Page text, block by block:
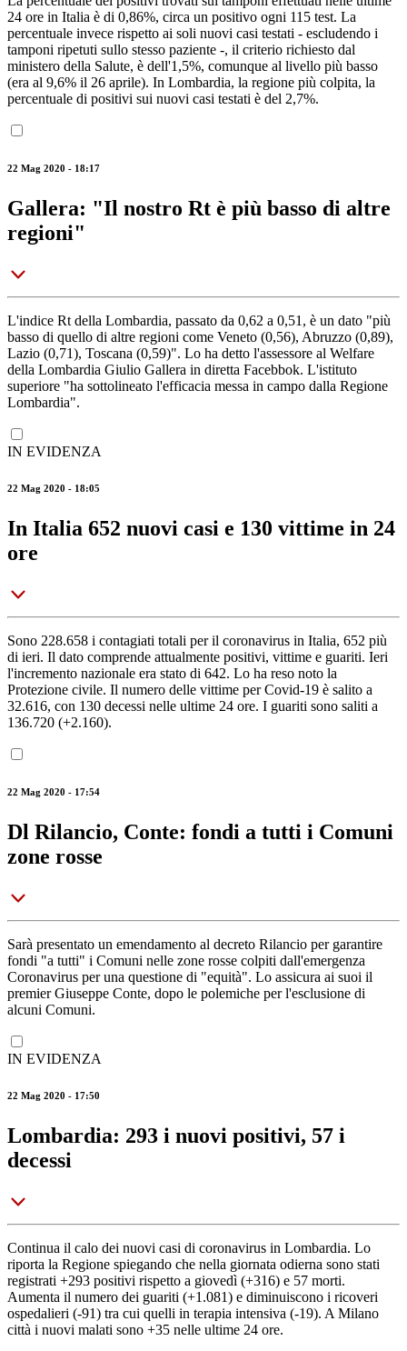
24 ore in Italia è di 0,86%, circa un positivo ogni 115 test. La
percentuale invece rispetto ai soli nuovi casi testati - escludendo i
tamponi ripetuti sullo stesso paziente -, il criterio richiesto dal
ministero della Salute, è dell'1,5%, comunque al livello più basso
(era al 9,6% il 26 aprile). In Lombardia, la regione più colpita, la
percentuale di positivi sui nuovi casi testati è del 2,7%.
22 Mag 2020 - 18:17
Gallera: "Il nostro Rt è più basso di altre
regioni"
L'indice Rt della Lombardia, passato da 0,62 a 0,51, è un dato "più
basso di quello di altre regioni come Veneto (0,56), Abruzzo (0,89),
Lazio (0,71), Toscana (0,59)". Lo ha detto l'assessore al Welfare
della Lombardia Giulio Gallera in diretta Facebbok. L'istituto
superiore "ha sottolineato l'efficacia messa in campo dalla Regione
Lombardia".
IN EVIDENZA
22 Mag 2020 - 18:05
In Italia 652 nuovi casi e 130 vittime in 24
ore
Sono 228.658 i contagiati totali per il coronavirus in Italia, 652 più
di ieri. Il dato comprende attualmente positivi, vittime e guariti. Ieri
l'incremento nazionale era stato di 642. Lo ha reso noto la
Protezione civile. Il numero delle vittime per Covid-19 è salito a
32.616, con 130 decessi nelle ultime 24 ore. I guariti sono saliti a
136.720 (+2.160).
22 Mag 2020 - 17:54
Dl Rilancio, Conte: fondi a tutti i Comuni
zone rosse
Sarà presentato un emendamento al decreto Rilancio per garantire
fondi "a tutti" i Comuni nelle zone rosse colpiti dall'emergenza
Coronavirus per una questione di "equità". Lo assicura ai suoi il
premier Giuseppe Conte, dopo le polemiche per l'esclusione di
alcuni Comuni.
IN EVIDENZA
22 Mag 2020 - 17:50
Lombardia: 293 i nuovi positivi, 57 i
decessi
Continua il calo dei nuovi casi di coronavirus in Lombardia. Lo
riporta la Regione spiegando che nella giornata odierna sono stati
registrati +293 positivi rispetto a giovedì (+316) e 57 morti.
Aumenta il numero dei guariti (+1.081) e diminuiscono i ricoveri
ospedalieri (-91) tra cui quelli in terapia intensiva (-19). A Milano
città i nuovi malati sono +35 nelle ultime 24 ore.